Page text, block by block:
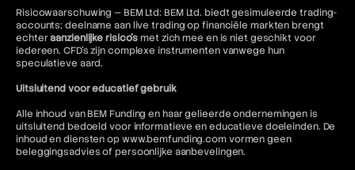
Risicowaarschuwing — BEM Ltd: BEM Ltd. biedt gesimuleerde trading-
accounts; deelname aan live trading op financiële markten brengt
echteraanzienlijke risico'smet zich mee en is niet geschikt voor
iedereen. CFD's zijn complexe instrumenten vanwege hun
speculatieve aard.
Uitsluitend voor educatief gebruik
Alle inhoud van BEM Funding en haar gelieerde ondernemingen is
uitsluitend bedoeld voor informatieve en educatieve doeleinden. De
inhoud en diensten op www.bemfunding.com vormen geen
beleggingsadvies of persoonlijke aanbevelingen.